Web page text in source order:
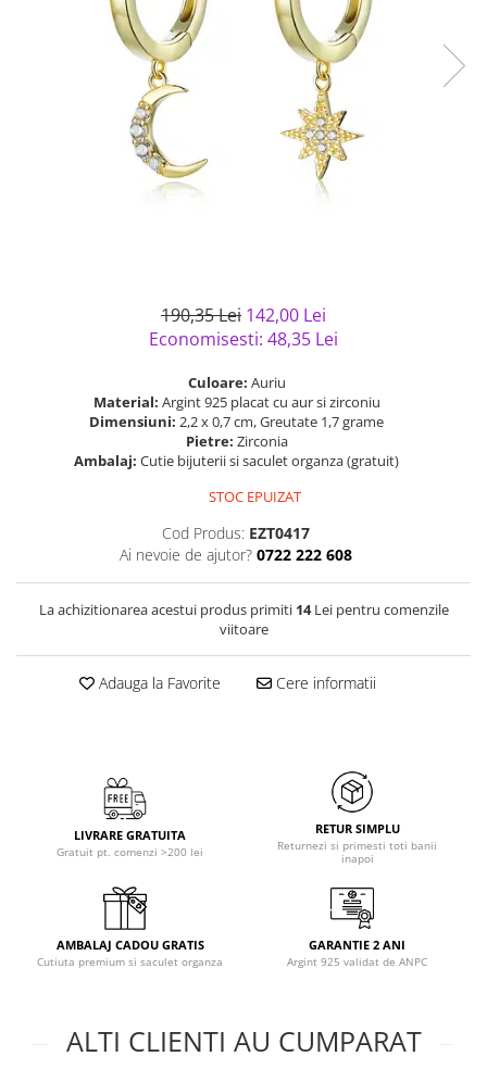
semipretioase
Bijuterii argint placat cu aur
Bijuterii argint cu diverse
Bijuterii argint cu murano
Bijuterii de Lux
Bijuterii gotice si rock
Bijuterii Handmade
Bijuterii fantezie
Casete si cutii de bijuterii
190,35 Lei 142,00 Lei
Economisesti: 48,35 Lei
Culoare: Auriu
Material: Argint 925 placat cu aur si zirconiu
Dimensiuni: 2,2 x 0,7 cm, Greutate 1,7 grame
Pietre: Zirconia
Ambalaj: Cutie bijuterii si saculet organza (gratuit)
STOC EPUIZAT
Cod Produs: EZT0417
Ai nevoie de ajutor? 0722 222 608
La achizitionarea acestui produs primiti 14Lei pentru comenzile
viitoare
Adauga la Favorite Cere informatii
LIVRARE GRATUITA
Gratuit pt. comenzi >200 lei
RETUR SIMPLU
Returnezi si primesti toti banii
inapoi
AMBALAJ CADOU GRATIS
Cutiuta premium si saculet organza
GARANTIE 2 ANI
Argint 925 validat de ANPC
ALTI CLIENTI AU CUMPARAT